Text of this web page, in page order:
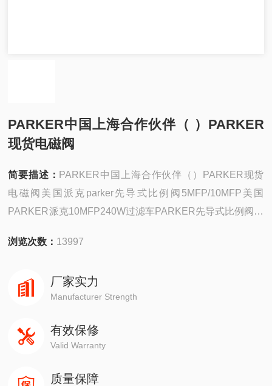
PARKER中国上海合作伙伴（ ）PARKER
现货电磁阀
简要描述： PARKER中国上海合作伙伴（）PARKER现货
电磁阀美国派克parker先导式比例阀5MFP/10MFP美国
PARKER派克10MFP240W过滤车PARKER先导式比例阀系
尺寸ng10到ng32(cetop05到ce*0)。
浏览次数： 13997
厂家实力
Manufacturer Strength
有效保修
Valid Warranty
质量保障